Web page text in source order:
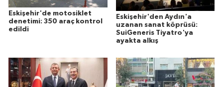
Eskişehir'de motosiklet
denetimi: 350 araç kontrol
edildi
Eskişehir'den Aydın'a
uzanan sanat köprüsü:
SuiGeneris Tiyatro'ya
ayakta alkış